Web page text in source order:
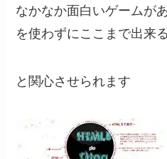
なかなか面白いゲームが
を使わずにここまで出来
と関心させられます